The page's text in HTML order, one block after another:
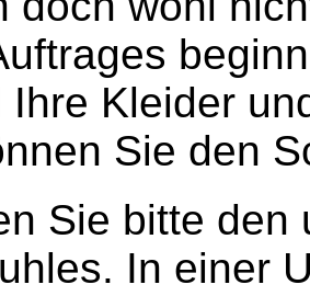
Ihre Kleider
Sie den
Sie bitte den
In einer